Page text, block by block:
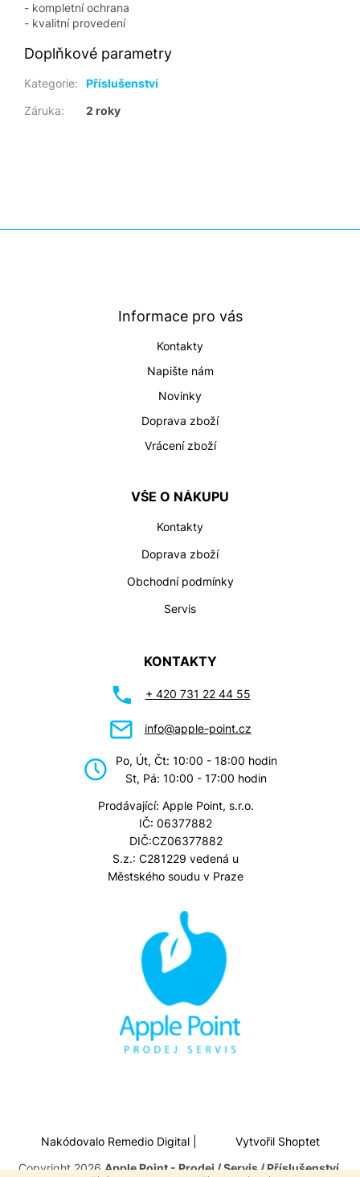
- kompletní ochrana
- kvalitní provedení
Doplňkové parametry
Kategorie:
Příslušenství
Záruka: 2 roky
Informace pro vás
Kontakty
Napište nám
Novinky
Doprava zboží
Vrácení zboží
VŠE O NÁKUPU
Kontakty
Doprava zboží
Obchodní podmínky
Servis
KONTAKTY
+ 420 731 22 44 55
info@apple-point.cz
Po, Út, Čt: 10:00 - 18:00 hodin
St, Pá: 10:00 - 17:00 hodin
Prodávající: Apple Point, s.r.o.
IČ: 06377882
DIČ:CZ06377882
S.z.: C281229 vedená u
Městského soudu v Praze
Nakódovalo Remedio Digital|
Vytvořil Shoptet
Copyright 2026Apple Point - Prodej / Servis / Příslušenství.